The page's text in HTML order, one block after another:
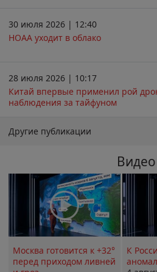
30 июля 2026 | 12:40
НОАА уходит в облако
28 июля 2026 | 10:17
Китай впервые применил рой
наблюдения за тайфуном
Другие публикации
Видео
Москва готовится к +32°
перед приходом ливней
К